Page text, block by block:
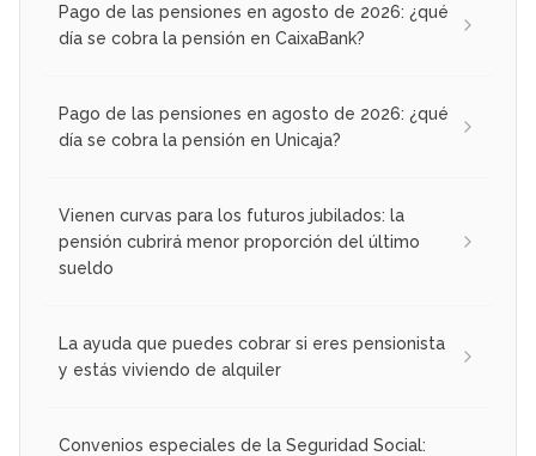
Pago de las pensiones en agosto de 2026: ¿qué
día se cobra la pensión en CaixaBank?
Pago de las pensiones en agosto de 2026: ¿qué
día se cobra la pensión en Unicaja?
Vienen curvas para los futuros jubilados: la
pensión cubrirá menor proporción del último
sueldo
La ayuda que puedes cobrar si eres pensionista
y estás viviendo de alquiler
Convenios especiales de la Seguridad Social: